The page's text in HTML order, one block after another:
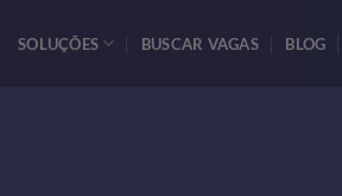
SOLUÇÕES BUSCAR VAGAS BLOG